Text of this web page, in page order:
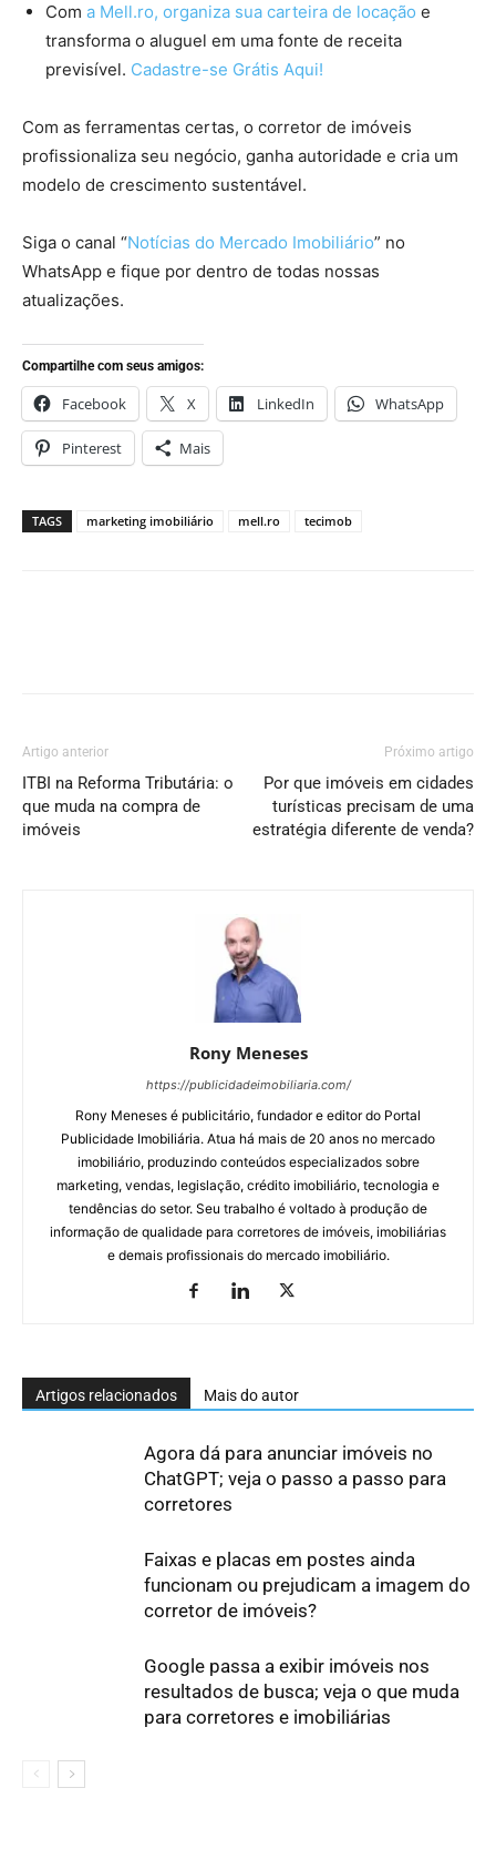
Com a Mell.ro, organiza sua carteira de locação e
transforma o aluguel em uma fonte de receita
previsível. Cadastre-se Grátis Aqui!
Com as ferramentas certas, o corretor de imóveis
profissionaliza seu negócio, ganha autoridade e cria um
modelo de crescimento sustentável.
Siga o canal “Notícias do Mercado Imobiliário” no
WhatsApp e fique por dentro de todas nossas
atualizações.
Compartilhe com seus amigos:
Facebook X LinkedIn WhatsApp
Pinterest Mais
TAGS marketing imobiliário mell.ro tecimob
Artigo anterior
ITBI na Reforma Tributária: o
que muda na compra de
imóveis
Próximo artigo
Por que imóveis em cidades
turísticas precisam de uma
estratégia diferente de venda?
Rony Meneses
https://publicidadeimobiliaria.com/
Rony Meneses é publicitário, fundador e editor do Portal
Publicidade Imobiliária. Atua há mais de 20 anos no mercado
imobiliário, produzindo conteúdos especializados sobre
marketing, vendas, legislação, crédito imobiliário, tecnologia e
tendências do setor. Seu trabalho é voltado à produção de
informação de qualidade para corretores de imóveis, imobiliárias
e demais profissionais do mercado imobiliário.
Artigos relacionados Mais do autor
Agora dá para anunciar imóveis no
ChatGPT; veja o passo a passo para
corretores
Faixas e placas em postes ainda
funcionam ou prejudicam a imagem do
corretor de imóveis?
Google passa a exibir imóveis nos
resultados de busca; veja o que muda
para corretores e imobiliárias